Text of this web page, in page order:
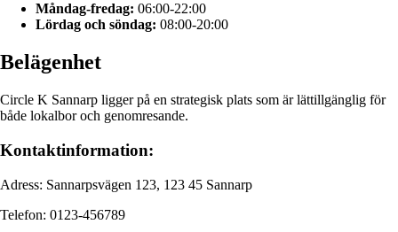
Måndag-fredag: 06:00-22:00
Lördag och söndag: 08:00-20:00
Belägenhet
Circle K Sannarp ligger på en strategisk plats som är lättillgänglig för
både lokalbor och genomresande.
Kontaktinformation:
Adress: Sannarpsvägen 123, 123 45 Sannarp
Telefon: 0123-456789